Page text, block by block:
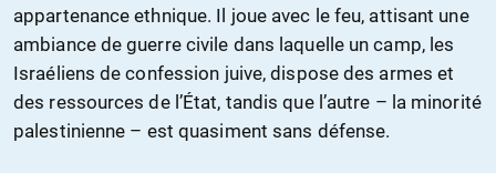
appartenance ethnique. Il joue avec le feu, attisant une
ambiance de guerre civile dans laquelle un camp, les
Israéliens de confession juive, dispose des armes et
des ressources de l’État, tandis que l’autre – la minorité
palestinienne – est quasiment sans défense.